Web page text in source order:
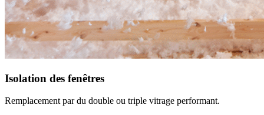
Isolation des fenêtres
Remplacement par du double ou triple vitrage performant.